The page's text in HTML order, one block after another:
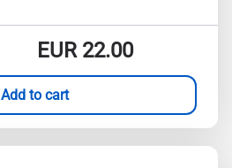
EUR22.00
Add to cart